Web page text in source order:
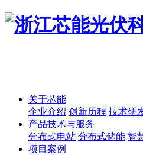
关于芯能
企业介绍 创新历程 技术研
产品技术与服务
分布式电站 分布式储能 智
项目案例